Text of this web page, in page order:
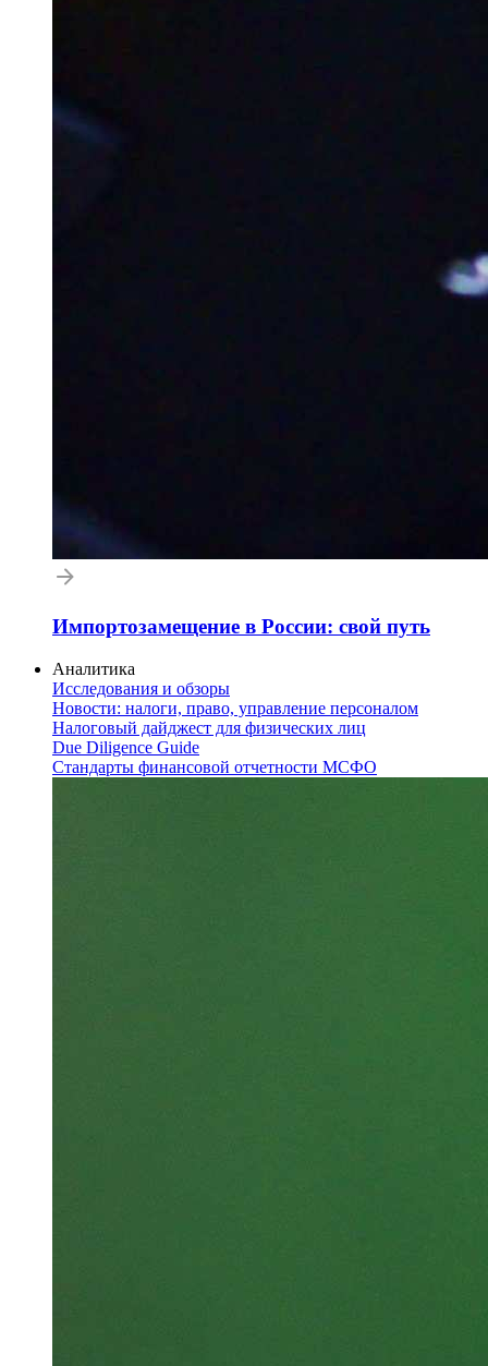
Импортозамещение в России: свой путь
Аналитика
Исследования и обзоры
Новости: налоги, право, управление персоналом
Налоговый дайджест для физических лиц
Due Diligence Guide
Стандарты финансовой отчетности МСФО